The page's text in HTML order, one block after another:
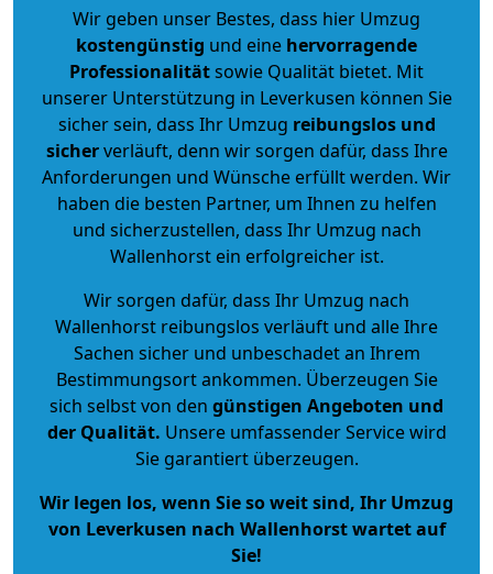
Wir geben unser Bestes, dass hier Umzug
kostengünstig und eine hervorragende
Professionalitätsowie Qualität bietet. Mit
unserer Unterstützung in Leverkusen können Sie
sicher sein, dass Ihr Umzug reibungslos und
sicherverläuft, denn wir sorgen dafür, dass Ihre
Anforderungen und Wünsche erfüllt werden. Wir
haben die besten Partner, um Ihnen zu helfen
und sicherzustellen, dass Ihr Umzug nach
Wallenhorst ein erfolgreicher ist.
Wir sorgen dafür, dass Ihr Umzug nach
Wallenhorst reibungslos verläuft und alle Ihre
Sachen sicher und unbeschadet an Ihrem
Bestimmungsort ankommen. Überzeugen Sie
sich selbst von den günstigen Angeboten und
der Qualität. Unsere umfassender Service wird
Sie garantiert überzeugen.
Wir legen los, wenn Sie so weit sind, Ihr Umzug
von Leverkusen nach Wallenhorst wartet auf
Sie!